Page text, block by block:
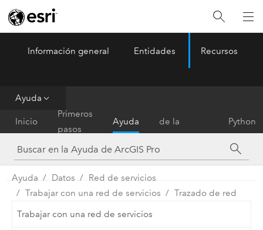
ArcGIS Pro Menu
Información general Entidades Recursos
Ayuda
Inicio
Primeros
pasos
Ayuda
de la
herramienta
Python
Ayuda Datos
Red de servicios
Trabajar con una red de servicios
Trazado de red
Trabajar con una red de servicios